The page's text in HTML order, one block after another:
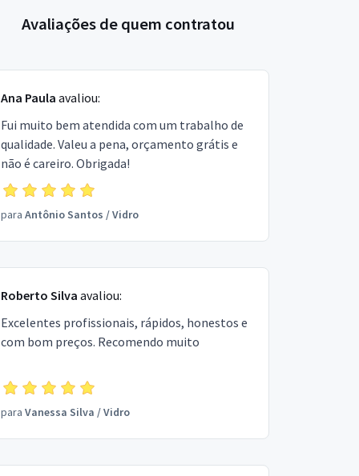
Avaliações de quem contratou
Ana Paula avaliou:
Fui muito bem atendida com um trabalho de
qualidade. Valeu a pena, orçamento grátis e
não é careiro. Obrigada!
para Antônio Santos /Vidro
Roberto Silva avaliou:
Excelentes profissionais, rápidos, honestos e
com bom preços. Recomendo muito
para Vanessa Silva /Vidro